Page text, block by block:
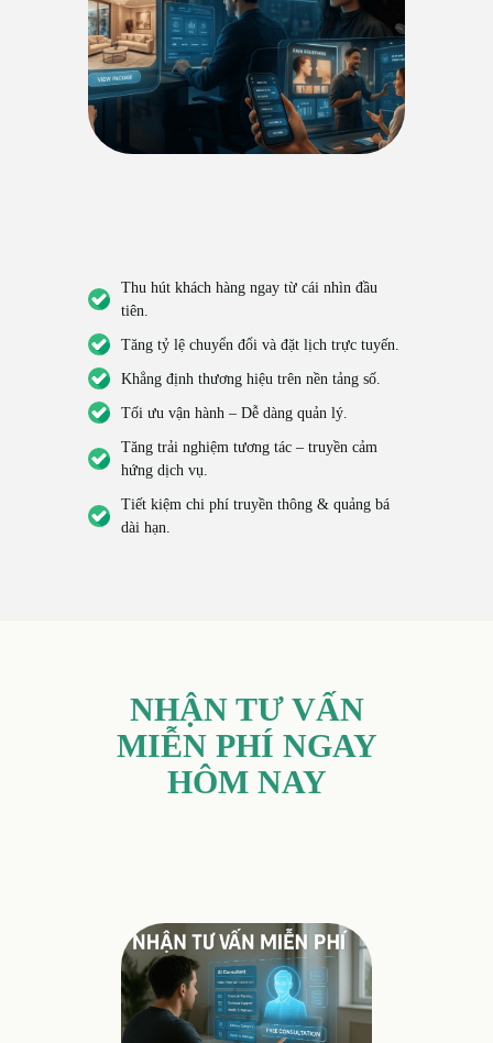
Thu hút khách hàng ngay từ cái nhìn đầu
tiên.
Tăng tỷ lệ chuyển đổi và đặt lịch trực tuyến.
Khẳng định thương hiệu trên nền tảng số.
Tối ưu vận hành – Dễ dàng quản lý.
Tăng trải nghiệm tương tác – truyền cảm
hứng dịch vụ.
Tiết kiệm chi phí truyền thông & quảng bá
dài hạn.
NHẬN TƯ VẤN
MIỄN PHÍ NGAY
HÔM NAY